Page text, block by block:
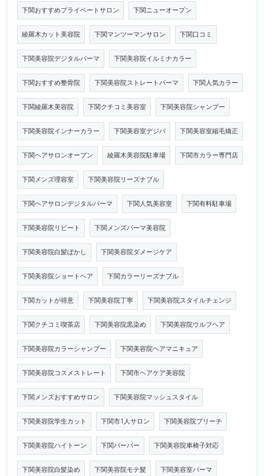
下関おすすめプライベートサロン 下関ニューオープン
綾羅木カット美容院 下関マンツーマンサロン 下関口コミ
下関美容院デジタルパーマ 下関美容院イルミナカラー
下関おすすめ整骨院 下関美容院ストレートパーマ 下関人気カラー
下関綾羅木美容院 下関クチコミ美容室 下関美容院シャンプー
下関美容院インナーカラー 下関美容室デジパ 下関美容室縮毛矯正
下関ヘアサロンオープン 綾羅木美容院駐車場 下関市カラー専門店
下関メンズ理容室 下関美容院リーズナブル
下関ヘアサロンデジタルパーマ 下関人気美容室 下関有料駐車場
下関美容院リピート 下関メンズパーマ美容院
下関美容院白髪ぼかし 下関美容院ダメージケア
下関美容院ショートヘア 下関カラーリーズナブル
下関カットが得意 下関美容院丁寧 下関美容院スタイルチェンジ
下関クチコミ喫茶店 下関美容院黒染め 下関美容院ウルフヘア
下関美容院カラーシャンプー 下関美容院ヘアマニキュア
下関美容院コスメストレート 下関市ヘアケア美容院
下関メンズおすすめサロン 下関美容院マッシュスタイル
下関美容院学生カット 下関市1人サロン 下関美容院ブリーチ
下関美容院ハイトーン 下関バーバー 下関美容院車椅子対応
下関美容院白髪染め 下関美容院モテ髪 下関美容室パーマ